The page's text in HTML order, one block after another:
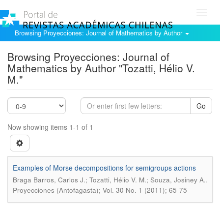
Browsing Proyecciones: Journal of Mathematics by Author
Browsing Proyecciones: Journal of
Mathematics by Author "Tozatti, Hélio V.
M."
Go
Now showing items 1-1 of 1
Examples of Morse decompositions for semigroups actions
Braga Barros, Carlos J.; Tozatti, Hélio V. M.; Souza, Josiney A..
Proyecciones (Antofagasta); Vol. 30 No. 1 (2011); 65-75